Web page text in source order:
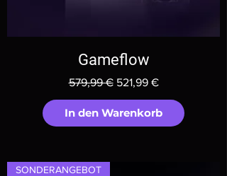
Gameflow
Standardpreis
579,99 € Sale-Preis
521,99 €
In den Warenkorb
SONDERANGEBOT